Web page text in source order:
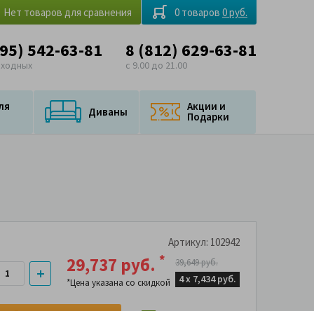
Нет товаров для сравнения 0 товаров 0 руб.
542-63-81 8 (812) 629-63-81
с 9.00 до 21.00
Диваны Акции и
Подарки
Артикул: 102942
29,737 руб. *
*Цена указана со скидкой
39,649 руб.
4 х 7,434 руб.